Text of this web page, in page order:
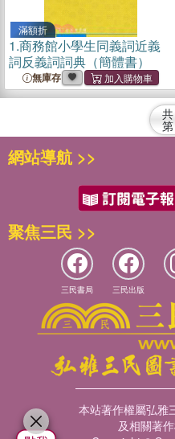
滿額折
1.商務館小學生同義詞近義
詞反義詞詞典（簡體書）
無庫存
共
第
網站導航 >>
聚焦三民 >>
三民書局 三民出版
本站著作權屬弘雅
及相關著